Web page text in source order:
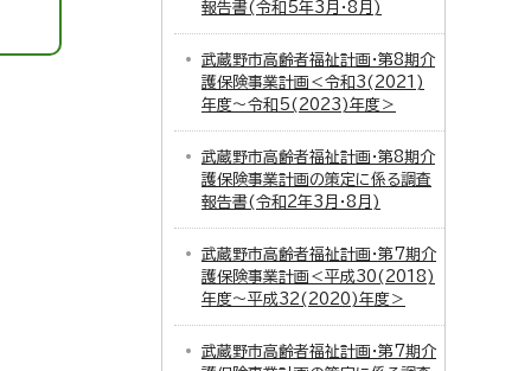
報告書(令和5年3月・8月)
武蔵野市高齢者福祉計画・第8期介
護保険事業計画＜令和3(2021)
年度～令和5(2023)年度＞
武蔵野市高齢者福祉計画・第8期介
護保険事業計画の策定に係る調査
報告書(令和2年3月・8月)
武蔵野市高齢者福祉計画・第7期介
護保険事業計画＜平成30(2018)
年度～平成32(2020)年度＞
武蔵野市高齢者福祉計画・第7期介